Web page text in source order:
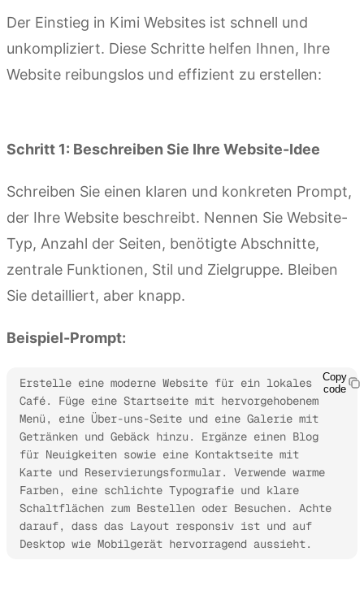
Der Einstieg in Kimi Websites ist schnell und
unkompliziert. Diese Schritte helfen Ihnen, Ihre
Website reibungslos und effizient zu erstellen:
Schritt 1: Beschreiben Sie Ihre Website-Idee
Schreiben Sie einen klaren und konkreten Prompt,
der Ihre Website beschreibt. Nennen Sie Website-
Typ, Anzahl der Seiten, benötigte Abschnitte,
zentrale Funktionen, Stil und Zielgruppe. Bleiben
Sie detailliert, aber knapp.
Beispiel-Prompt:
Erstelle eine moderne Website für ein lokales
Café. Füge eine Startseite mit hervorgehobenem
Menü, eine Über-uns-Seite und eine Galerie mit
Getränken und Gebäck hinzu. Ergänze einen Blog
für Neuigkeiten sowie eine Kontaktseite mit
Karte und Reservierungsformular. Verwende warme
Farben, eine schlichte Typografie und klare
Schaltflächen zum Bestellen oder Besuchen. Achte
darauf, dass das Layout responsiv ist und auf
Desktop wie Mobilgerät hervorragend aussieht.
Copy
code